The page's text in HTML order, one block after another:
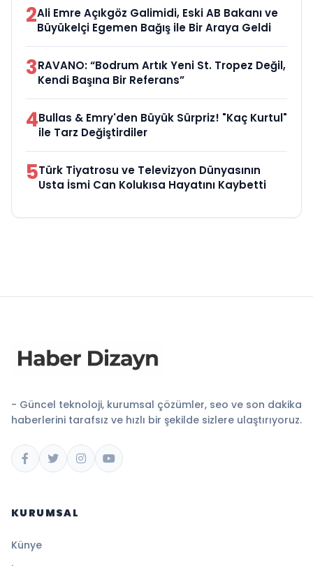
2Ali Emre Açıkgöz Galimidi, Eski AB Bakanı ve
Büyükelçi Egemen Bağış ile Bir Araya Geldi
3RAVANO: “Bodrum Artık Yeni St. Tropez Değil,
Kendi Başına Bir Referans”
4Bullas & Emry'den Büyük Sürpriz! "Kaç Kurtul"
ile Tarz Değiştirdiler
5Türk Tiyatrosu ve Televizyon Dünyasının
Usta İsmi Can Kolukısa Hayatını Kaybetti
- Güncel teknoloji, kurumsal çözümler, seo ve son dakika
haberlerini tarafsız ve hızlı bir şekilde sizlere ulaştırıyoruz.
KURUMSAL
Künye